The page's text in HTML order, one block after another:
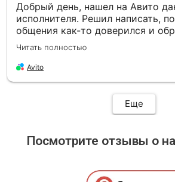
Добрый день, нашел на Авито
исполнителя. Решил написать,
общения как-то доверился и
до подачи документов через их
на Цифрового кочевника.
недостающие документы,
Читать полностью
Avito
Еще
Посмотрите отзывы о